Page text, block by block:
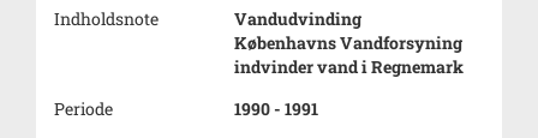
Indholdsnote
Vandudvinding
Københavns Vandforsyning
indvinder vand i Regnemark
Periode
1990 - 1991